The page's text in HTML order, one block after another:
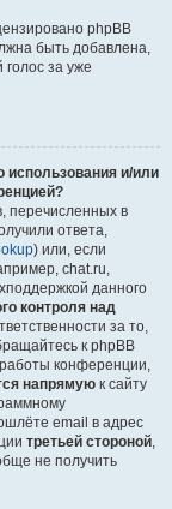
phpBB
быть добавлена,
голос за уже
использования и/или
перечисленных в
ответа,
) или, если
chat.ru,
данного
контроля над
за то,
к phpBB
конференции,
напрямую к сайту
email в адрес
третьей стороной,
не получить